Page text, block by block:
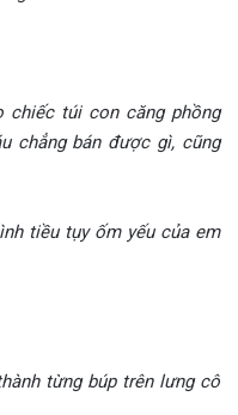
chiếc túi con căng phồng
chẳng bán được gì, cũng
tiều tụy ốm yếu của em
từng búp trên lưng cô